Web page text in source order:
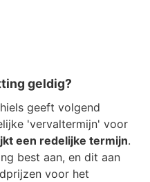
geldig?
geeft volgend
'vervaltermijn' voor
een redelijke termijn.
best aan, en dit aan
voor het